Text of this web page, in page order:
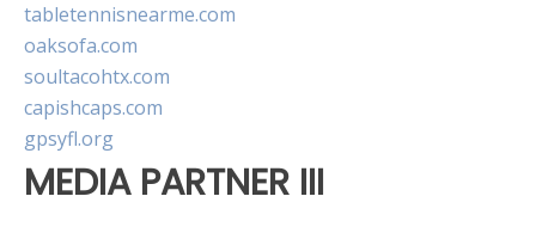
tabletennisnearme.com
oaksofa.com
soultacohtx.com
capishcaps.com
gpsyfl.org
MEDIA PARTNER III